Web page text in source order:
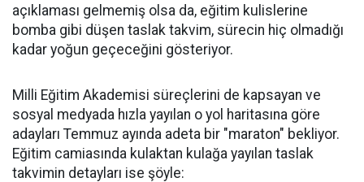
açıklaması gelmemiş olsa da, eğitim kulislerine
bomba gibi düşen taslak takvim, sürecin hiç olmadığı
kadar yoğun geçeceğini gösteriyor.
Milli Eğitim Akademisi süreçlerini de kapsayan ve
sosyal medyada hızla yayılan o yol haritasına göre
adayları Temmuz ayında adeta bir "maraton" bekliyor.
Eğitim camiasında kulaktan kulağa yayılan taslak
takvimin detayları ise şöyle: